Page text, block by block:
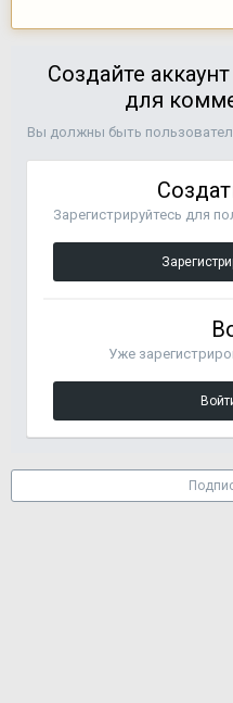
Создайте
для
Вы должны быть
Зарегистрируйтесь для
Уже